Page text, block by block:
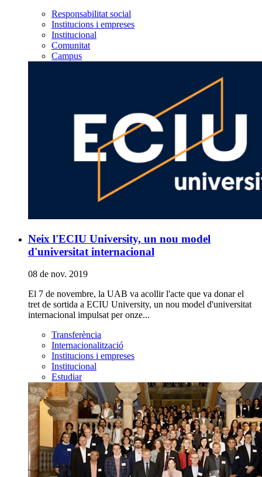
Responsabilitat social
Institucions i empreses
Institucional
Comunitat
Campus
Neix l'ECIU University, un nou model
d'universitat internacional
08 de nov. 2019
El 7 de novembre, la UAB va acollir l'acte que va donar el
tret de sortida a ECIU University, un nou model d'universitat
internacional impulsat per onze...
Transferència
Internacionalització
Institucions i empreses
Institucional
Estudiar